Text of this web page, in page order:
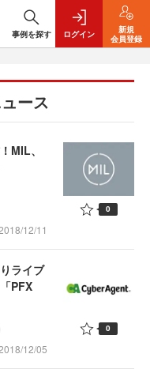
事例を探す ログイン
新規
会員登録
ース
MIL、
12/11
0
ライブ
PFX
12/05
0